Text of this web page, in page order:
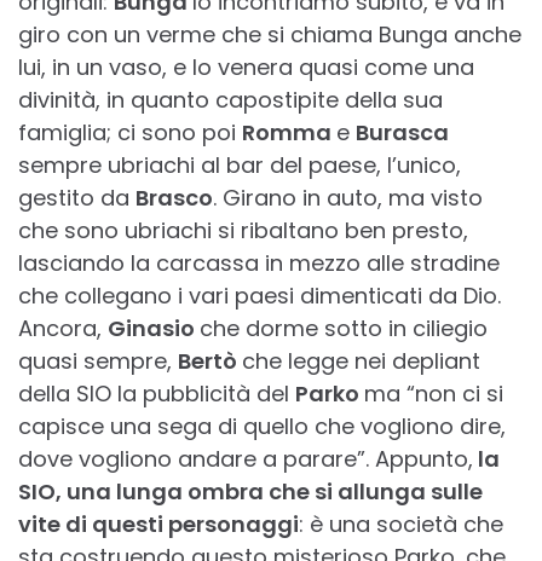
giro con un verme che si chiama Bunga anche
lui, in un vaso, e lo venera quasi come una
divinità, in quanto capostipite della sua
famiglia; ci sono poi Romma e Burasca
sempre ubriachi al bar del paese, l’unico,
gestito da Brasco. Girano in auto, ma visto
che sono ubriachi si ribaltano ben presto,
lasciando la carcassa in mezzo alle stradine
che collegano i vari paesi dimenticati da Dio.
Ancora, Ginasio che dorme sotto in ciliegio
quasi sempre, Bertò che legge nei depliant
della SIO la pubblicità del Parko ma “non ci si
capisce una sega di quello che vogliono dire,
dove vogliono andare a parare”. Appunto, la
SIO, una lunga ombra che si allunga sulle
vite di questi personaggi: è una società che